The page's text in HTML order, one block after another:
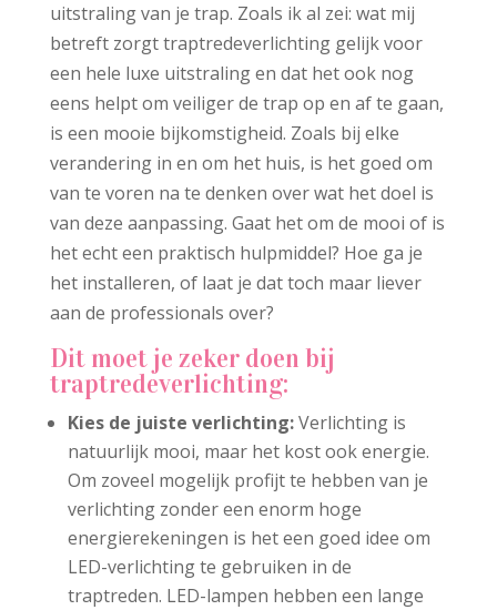
uitstraling van je trap. Zoals ik al zei: wat mij
betreft zorgt traptredeverlichting gelijk voor
een hele luxe uitstraling en dat het ook nog
eens helpt om veiliger de trap op en af te gaan,
is een mooie bijkomstigheid. Zoals bij elke
verandering in en om het huis, is het goed om
van te voren na te denken over wat het doel is
van deze aanpassing. Gaat het om de mooi of is
het echt een praktisch hulpmiddel? Hoe ga je
het installeren, of laat je dat toch maar liever
aan de professionals over?
Dit moet je zeker doen bij
traptredeverlichting:
Kies de juiste verlichting:Verlichting is
natuurlijk mooi, maar het kost ook energie.
Om zoveel mogelijk profijt te hebben van je
verlichting zonder een enorm hoge
energierekeningen is het een goed idee om
LED-verlichting te gebruiken in de
traptreden. LED-lampen hebben een lange